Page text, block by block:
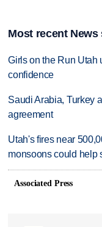
Most recent News
Girls on the Run Utah
confidence
Saudi Arabia, Turkey
agreement
Utah's fires near
monsoons could help
Associated Press